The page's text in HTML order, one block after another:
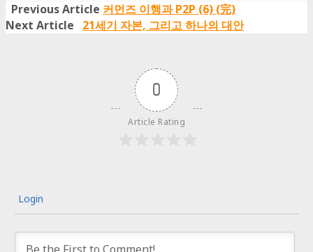
Previous Article 커먼즈 이행과 P2P (6) (完)
Next Article
21세기 자본, 그리고 하나의 대안
0
Article Rating
Login